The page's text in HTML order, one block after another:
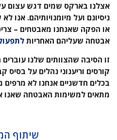
אצלנו בארקס שמים דגש עצום
ניסיונם ועל מיומנויותיהם. אנו
או הפקה שאנחנו מאבטחים –
אבטחה שעליהם האחריות
זו הסיבה שהצוותים שלנו
קורסים וריענוני נהלים על
בכלים חדשניים אנחנו לא
מתאים למשימות האבטחה שאנו
שיתוף